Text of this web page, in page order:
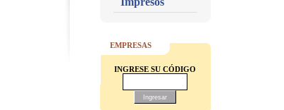
EMPRESAS
INGRESE SU CÓDIGO